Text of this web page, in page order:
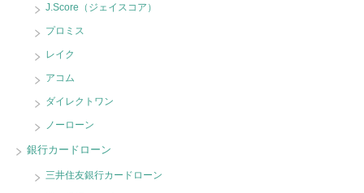
J.Score（ジェイスコア）
プロミス
レイク
アコム
ダイレクトワン
ノーローン
銀行カードローン
三井住友銀行カードローン